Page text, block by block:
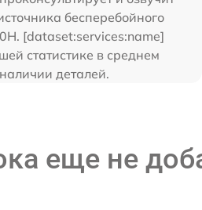
бесперебойного
[dataset:services:name]
статистике в среднем
деталей.
еще не